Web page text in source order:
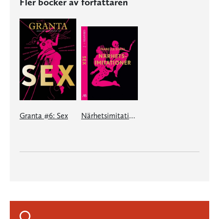
Granta #6: Sex Närhetsimitationer - en e-singel ur Granta #6